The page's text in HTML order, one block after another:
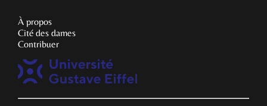
À propos
Cité des dames
Contribuer